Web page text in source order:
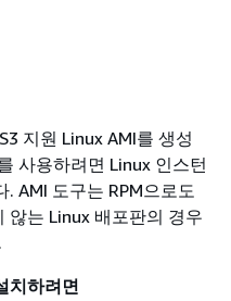
지원 Linux AMI를 생성
사용하려면 Linux 인스턴
AMI 도구는 RPM으로도
않는 Linux 배포판의 경우
치하려면